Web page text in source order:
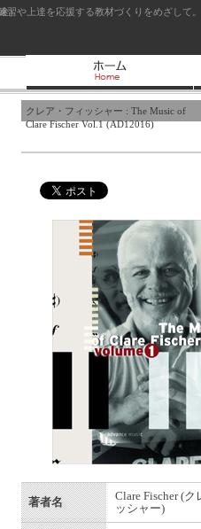
習や上達を応援する教材づくりをめざし
クレア・フィッシャー : The Music of
Clare Fischer Vol.1 (AD12016)
著者名
Clare Fischer (ク
ッシャー)
）